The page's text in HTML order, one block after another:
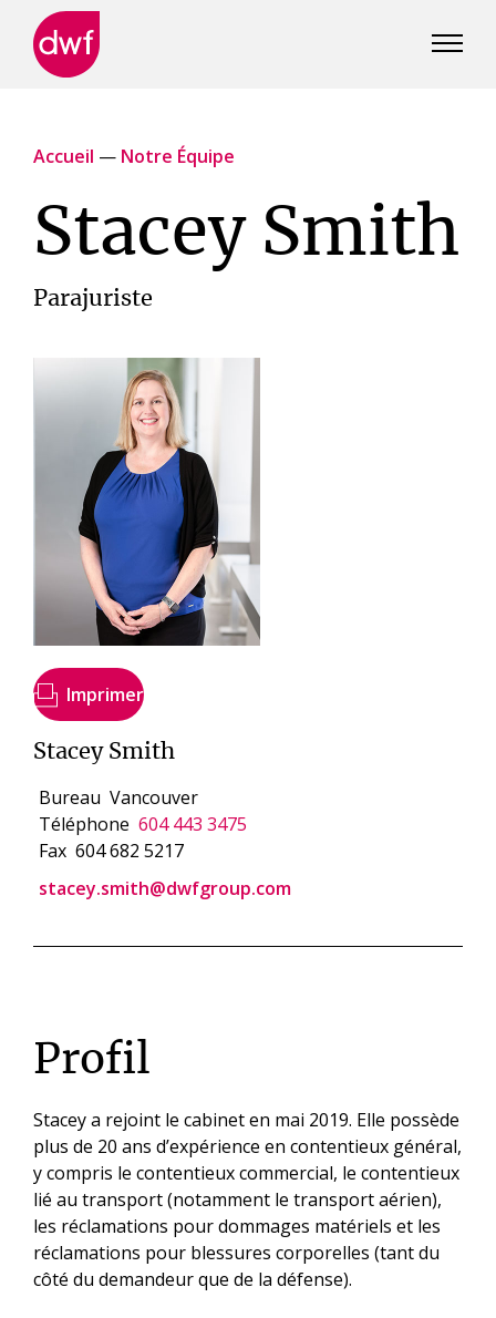
Accueil — Notre Équipe
Stacey Smith
Parajuriste
Imprimer
Stacey Smith
Bureau Vancouver
Téléphone 604 443 3475
Fax 604 682 5217
stacey.smith@dwfgroup.com
Profil
Stacey a rejoint le cabinet en mai 2019. Elle possède
plus de 20 ans d’expérience en contentieux général,
y compris le contentieux commercial, le contentieux
lié au transport (notamment le transport aérien),
les réclamations pour dommages matériels et les
réclamations pour blessures corporelles (tant du
côté du demandeur que de la défense).